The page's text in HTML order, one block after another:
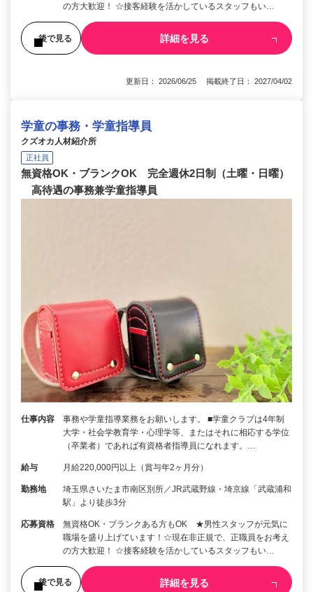
の方大歓迎！ ☆接客経験を活かしているスタッフもい…
後で見る 詳細を見る
更新日： 2026/06/25 掲載終了日： 2027/04/02
学童の事務・学童指導員
クズオカ人材紹介所
正社員
無資格OK・ブランクOK 完全週休2日制（土曜・日曜）
高待遇の事務兼学童指導員
仕事内容
事務や学童指導業務をお願いします。 ■学童クラブは4年制
大学・社会学教育学・心理学等、またはそれに相応する学位
（卒業者）であれば有資格者指導員になれます。…
給与 月給220,000円以上（賞与年2ヶ月分）
勤務地
埼玉県さいたま市南区別所／JR武蔵野線・埼京線「武蔵浦和
駅」より徒歩3分
応募資格
無資格OK・ブランクある方もOK ★男性スタッフが元気に
職場を盛り上げています！☆現在非正規で、正職員をお考え
の方大歓迎！ ☆接客経験を活かしているスタッフもい…
後で見る 詳細を見る